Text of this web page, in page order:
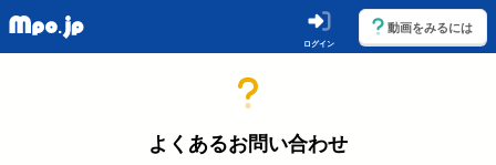
ログイン
動画をみるには
よくあるお問い合わせ